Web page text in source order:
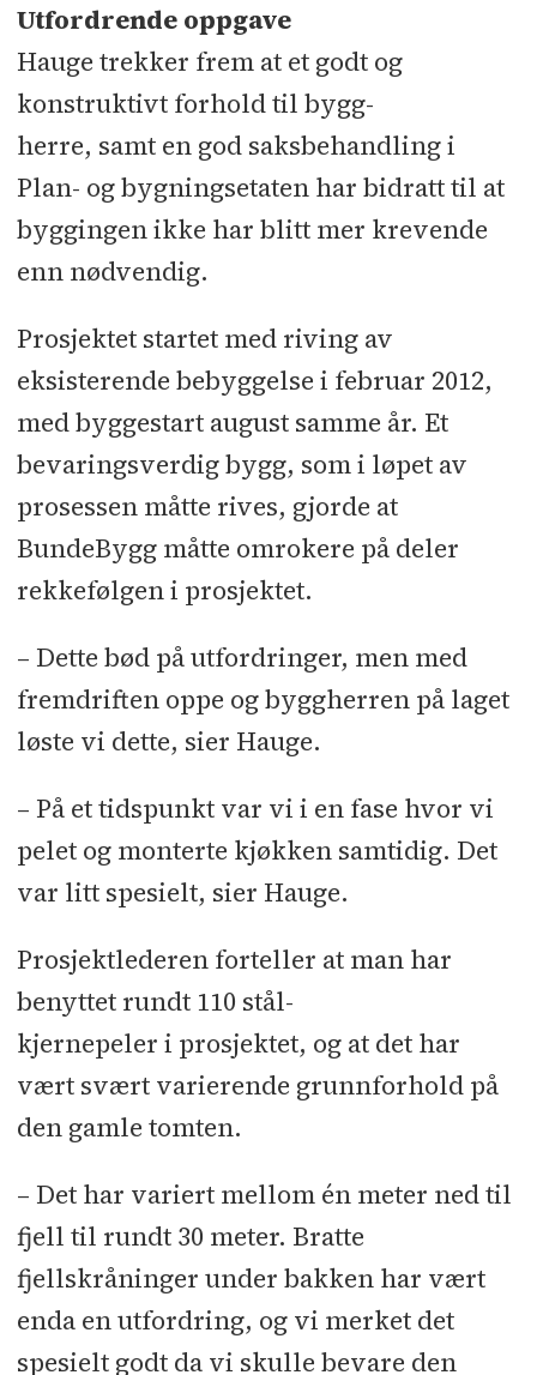
Troaxvegger: Rosmek l Glassarbeider
gamle vinduer (Bygg D): Alliero avd.
Bratfoss l Gulvsparkling: R E
Gulvavretting l Badekabiner:
Contech l Avfallsanlegg: Envac
Norge
Utfordrende oppgave
Hauge trekker frem at et godt og
konstruktivt forhold til bygg-
herre, samt en god saksbehandling i
Plan- og bygningsetaten har bidratt til at
byggingen ikke har blitt mer krevende
enn nødvendig.
Prosjektet startet med riving av
eksisterende bebyggelse i februar 2012,
med byggestart august samme år. Et
bevaringsverdig bygg, som i løpet av
prosessen måtte rives, gjorde at
BundeBygg måtte omrokere på deler
rekkefølgen i prosjektet.
– Dette bød på utfordringer, men med
fremdriften oppe og byggherren på laget
løste vi dette, sier Hauge.
– På et tidspunkt var vi i en fase hvor vi
pelet og monterte kjøkken samtidig. Det
var litt spesielt, sier Hauge.
Prosjektlederen forteller at man har
benyttet rundt 110 stål-
kjernepeler i prosjektet, og at det har
vært svært varierende grunnforhold på
den gamle tomten.
– Det har variert mellom én meter ned til
fjell til rundt 30 meter. Bratte
fjellskråninger under bakken har vært
enda en utfordring, og vi merket det
spesielt godt da vi skulle bevare den